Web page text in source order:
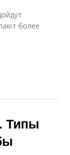
более
Типы